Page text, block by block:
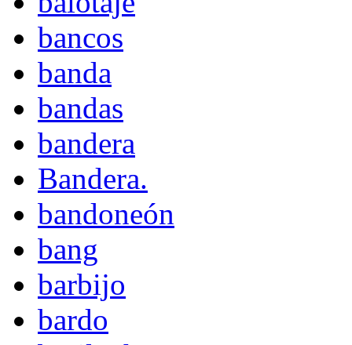
bancos
banda
bandas
bandera
Bandera.
bandoneón
bang
barbijo
bardo